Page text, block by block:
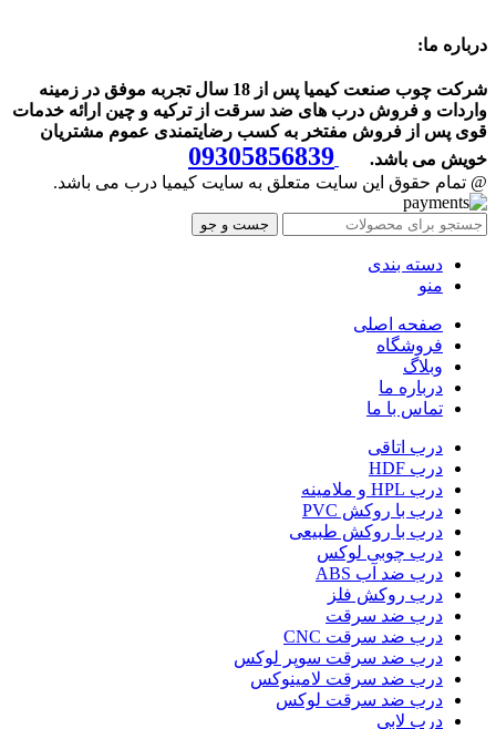
درباره ما:
شرکت چوب صنعت کیمیا پس از 18 سال تجربه موفق در زمینه
واردات و فروش درب های ضد سرقت از ترکیه و چین ارائه خدمات
قوی پس از فروش مفتخر به کسب رضایتمندی عموم مشتریان
خویش می باشد.
09305856839
@ تمام حقوق این سایت متعلق به سایت کیمیا درب می باشد.
جست و جو
دسته بندی
منو
صفحه اصلی
فروشگاه
وبلاگ
درباره ما
تماس با ما
درب اتاقی
درب HDF
درب HPL و ملامینه
درب با روکش PVC
درب با روکش طبیعی
درب چوبی لوکس
درب ضد آب ABS
درب روکش فلز
درب ضد سرقت
درب ضد سرقت CNC
درب ضد سرقت سوپر لوکس
درب ضد سرقت لامینوکس
درب ضد سرقت لوکس
درب لابی